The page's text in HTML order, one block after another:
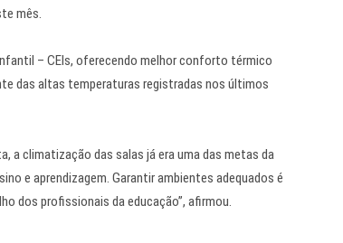
mês.
– CEIs, oferecendo melhor conforto térmico
das altas temperaturas registradas nos últimos
a climatização das salas já era uma das metas da
e aprendizagem. Garantir ambientes adequados é
dos profissionais da educação”, afirmou.